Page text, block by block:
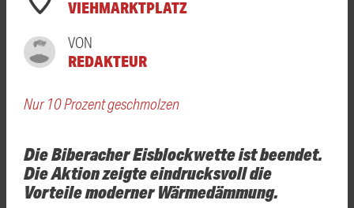
VIEHMARKTPLATZ
VON
REDAKTEUR
Nur 10 Prozent geschmolzen
Die Biberacher Eisblockwette ist beendet.
Die Aktion zeigte eindrucksvoll die
Vorteile moderner Wärmedämmung.